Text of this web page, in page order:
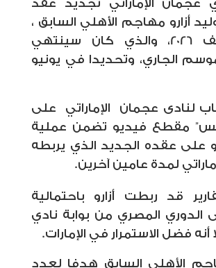
عجمان الإماراتي تجديد عقد
أزارو مهاجم الأهلي السابق ،
حتى صيف 2026، والذي كان سينتهي
الجاري، وتحديدا في يونيو
لنادى عجمان الإماراتي على
مقطع فيديو تضمن عملية
على عقده الجديد الذي يربطه
لمدة عامين آخرين.
قد ربطت أزارو باحتمالية
الدوري المصري من بوابة نادي
أنه فضل الاستمرار في الإمارات.
الأهلي السابق هدفا لعدد